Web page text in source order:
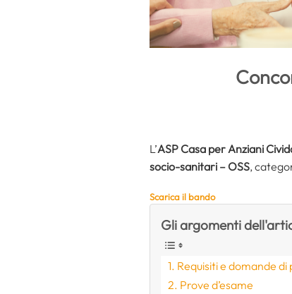
L’ASP Casa per Anziani
socio-sanitari – OSS,
Scarica il bando
Gli argomenti
Requisiti e domande
Prove d’esame